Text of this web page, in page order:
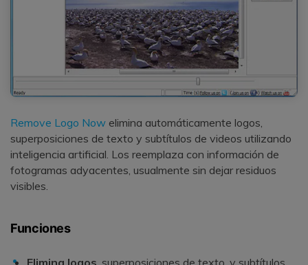
Remove Logo Now elimina automáticamente logos,
superposiciones de texto y subtítulos de videos utilizando
inteligencia artificial. Los reemplaza con información de
fotogramas adyacentes, usualmente sin dejar residuos
visibles.
Funciones
Elimina logos , superposiciones de texto, y subtítulos